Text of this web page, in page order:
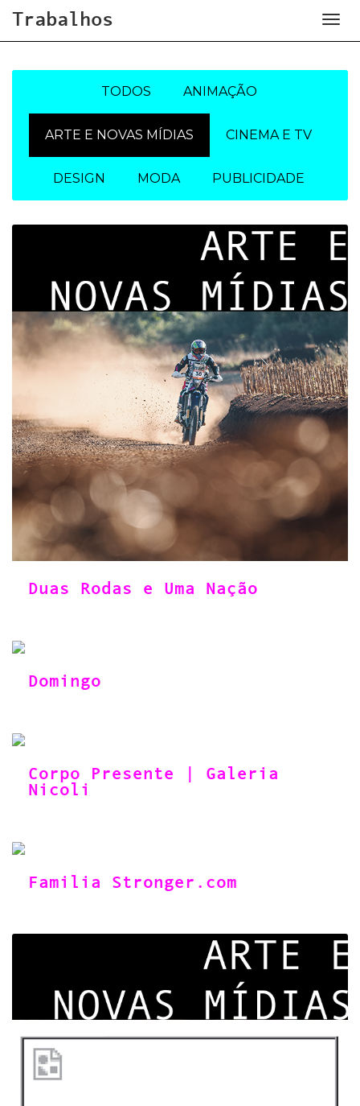
Toggle
Trabalhos
TODOS ANIMAÇÃO
ARTE E NOVAS MÍDIAS CINEMA E TV
DESIGN MODA PUBLICIDADE
Duas Rodas e Uma Nação
Domingo
Corpo Presente | Galeria
Nicoli
Familia Stronger.com